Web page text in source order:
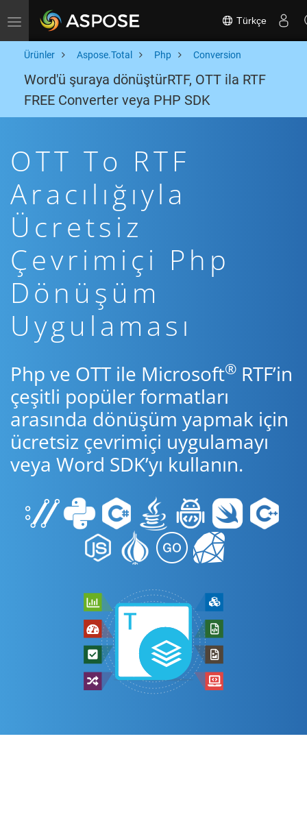
Toggle navigation Türkçe
Ürünler Aspose.Total Php Conversion
Word'ü şuraya dönüştürRTF, OTT ila RTF
FREE Converter veya PHP SDK
OTT To RTF
Aracılığıyla
Ücretsiz
Çevrimiçi Php
Dönüşüm
Uygulaması
Php ve OTT ile Microsoft® RTF’in
çeşitli popüler formatları
arasında dönüşüm yapmak için
ücretsiz çevrimiçi uygulamayı
veya Word SDK’yı kullanın.